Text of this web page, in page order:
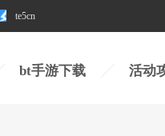
te5cn
te5cn
bt手游下载 活动